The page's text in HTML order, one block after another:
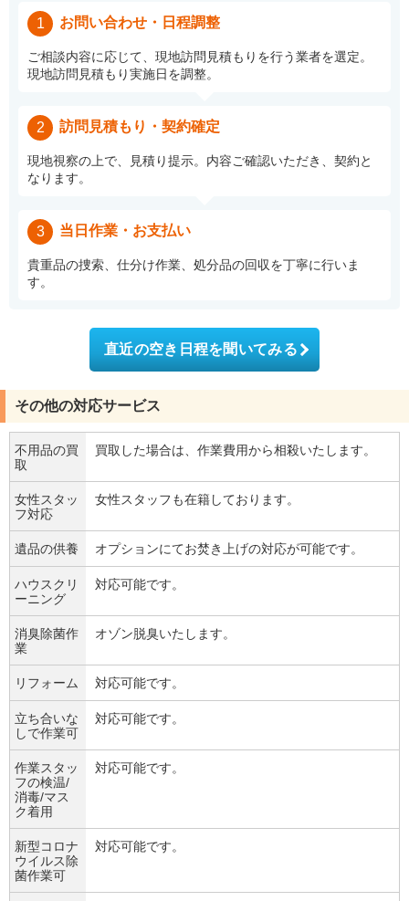
1 お問い合わせ・日程調整
ご相談内容に応じて、現地訪問見積もりを行う業者を選定。
現地訪問見積もり実施日を調整。
2 訪問見積もり・契約確定
現地視察の上で、見積り提示。内容ご確認いただき、契約と
なります。
3 当日作業・お支払い
貴重品の捜索、仕分け作業、処分品の回収を丁寧に行いま
す。
直近の空き日程を聞いてみる
その他の対応サービス
不用品の買
取
買取した場合は、作業費用から相殺いたします。
女性スタッ
フ対応
女性スタッフも在籍しております。
遺品の供養 オプションにてお焚き上げの対応が可能です。
ハウスクリ
ーニング
対応可能です。
消臭除菌作
業
オゾン脱臭いたします。
リフォーム 対応可能です。
立ち合いな
しで作業可
対応可能です。
作業スタッ
フの検温/
消毒/マス
ク着用
対応可能です。
新型コロナ
ウイルス除
菌作業可
対応可能です。